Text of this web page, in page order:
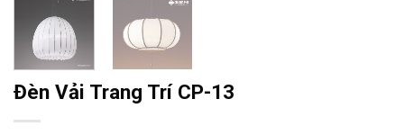
Đèn Vải Trang Trí CP-13